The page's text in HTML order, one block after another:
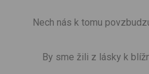
Nech nás k tomu
By sme žili z lásky k